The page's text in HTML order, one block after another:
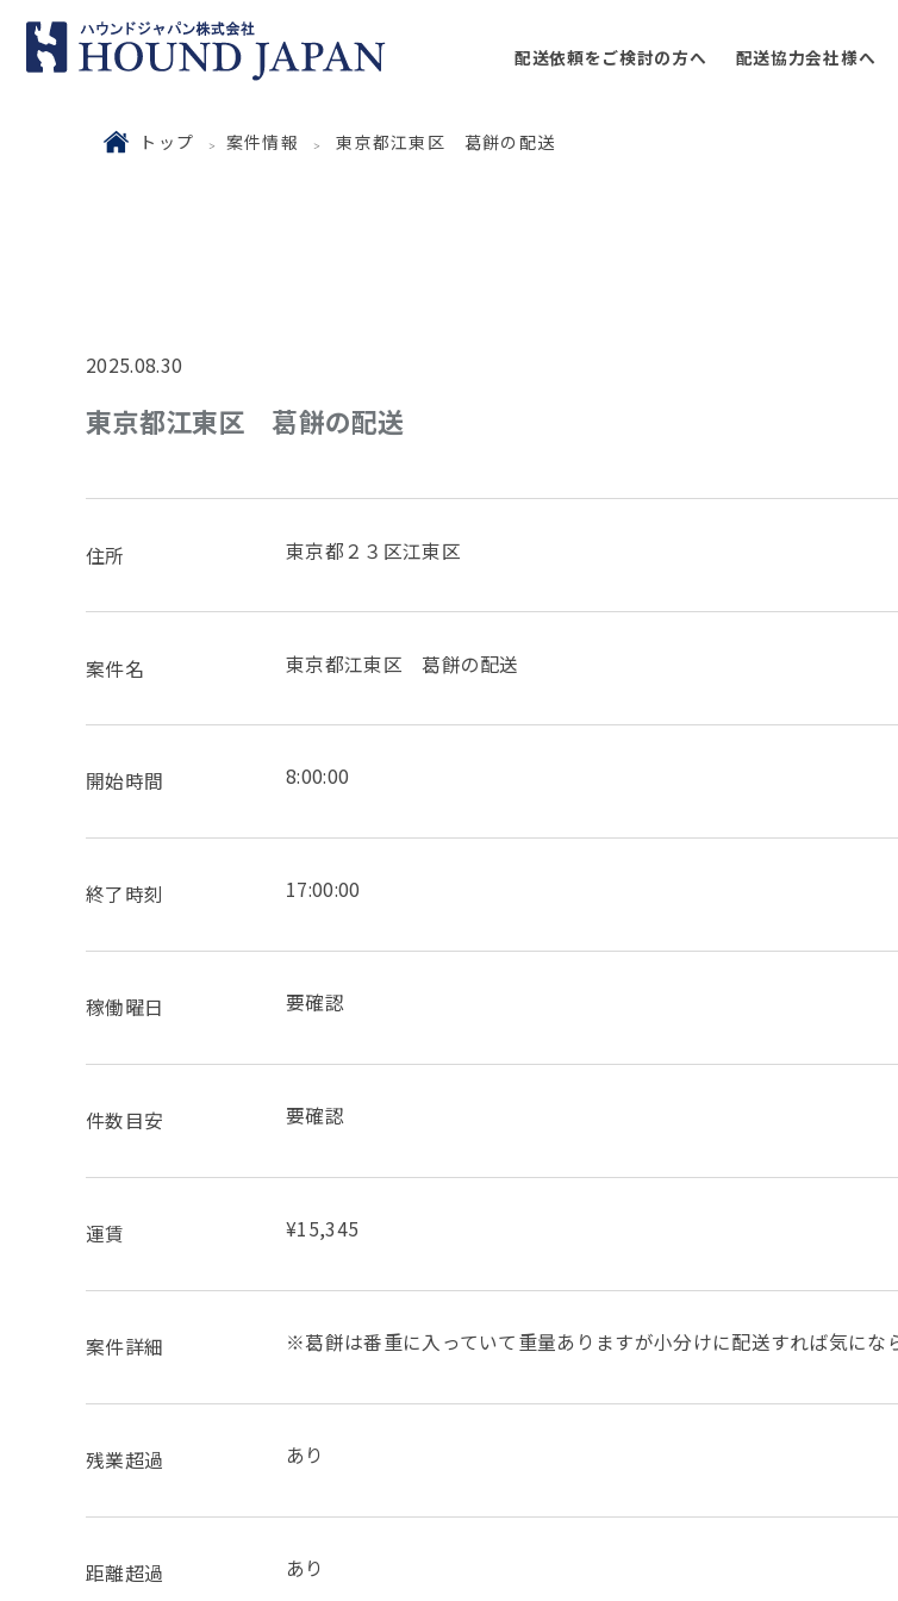
配送依頼をご検討の方へ 配送協力会社様へ
トップ 案件情報 東京都江東区 葛餅の配送
2025.08.30
東京都江東区 葛餅の配送
住所 東京都２３区江東区
案件名 東京都江東区 葛餅の配送
開始時間 8:00:00
終了時刻 17:00:00
稼働曜日 要確認
件数目安 要確認
運賃 ¥15,345
案件詳細 ※葛餅は番重に入っていて重量ありますが小分けに配送すれば気に
残業超過 あり
距離超過 あり